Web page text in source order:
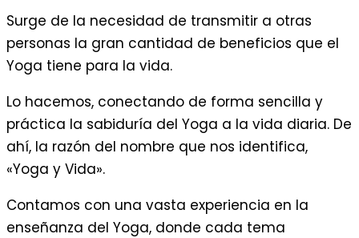
Surge de la necesidad de transmitir a otras
personas la gran cantidad de beneficios que el
Yoga tiene para la vida.
Lo hacemos, conectando de forma sencilla y
práctica la sabiduría del Yoga a la vida diaria. De
ahí, la razón del nombre que nos identifica,
«Yoga y Vida».
Contamos con una vasta experiencia en la
enseñanza del Yoga, donde cada tema